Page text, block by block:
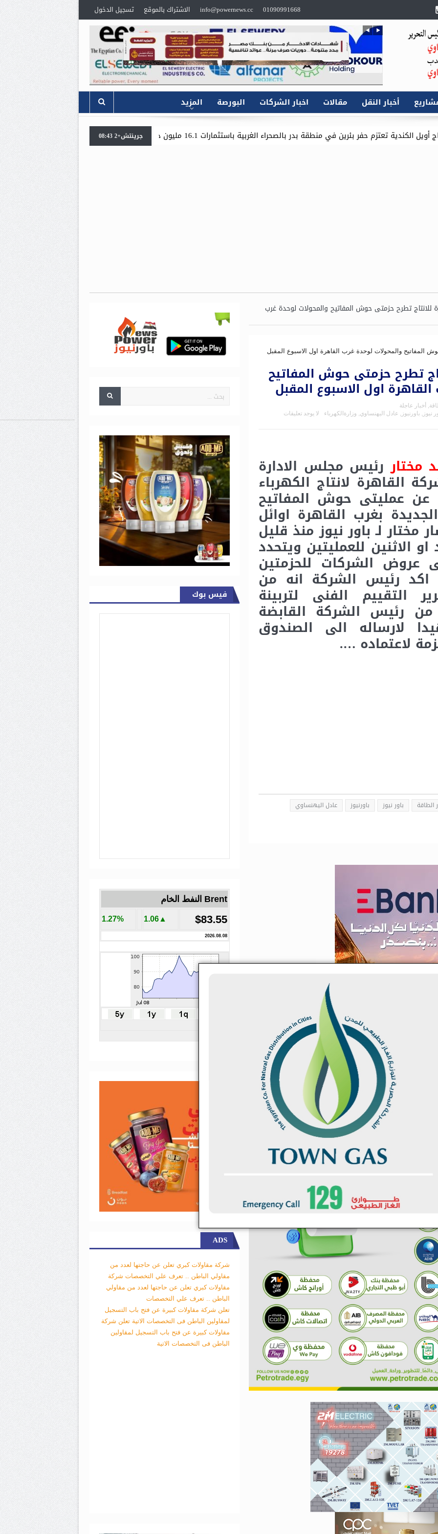
01090991668
info@powernews.cc الاشتراك بالموقع تسجيل الدخول
أخبار النقل مقالات اخبار الشركات البورصة المزيد
بئرين في منطقة بدر بالصحراء الغربية باستثمارات 16.1 مليون دولار «جنوب الوادي القابضة للبترول» تنظم لقاءً توعويًا حول
جرينتش+2 08:43
للانتاج تطرح حزمتى حوش المفاتيح والمحولات لوحدة غرب
تطرح حزمتى حوش المفاتيح
اول الاسبوع المقبل
أخبار عاجلة
نيوز
باورنيوز عادل اليهنساوي وزارةالكهرباء لا يوجد تعليقات
مختاررئيس مجلس الادارة
القاهرة لانتاج الكهرباء
عمليتى حوش المفاتيح
بغرب القاهرة اوائل
مختار لـ باور نيوز منذ قليل
او الاثنين للعمليتين ويتحدد
عروض الشركات للحزمتين
رئيس الشركة انه من
التقييم الفنى لتربينة
من رئيس الشركة القابضة
لارساله الى الصندوق
لاعتماده ….
الطاقة باور نيوز باورنيوز عادل اليهنساوي
فيس بوك
Brent النفط الخام
$83.55
▲1.06
1.27%
2026.08.08
ADS
شركة مقاولات كبري تعلن عن حاجتها لعدد من
مقاولي الباطن .. تعرف علي التخصصات شركة
مقاولات كبري تعلن عن حاجتها لعدد من مقاولي
الباطن .. تعرف علي التخصصات
تعلن شركة مقاولات كبيرة عن فتح باب التسجيل
لمقاولين الباطن فى التخصصات الاتية تعلن شركة
مقاولات كبيرة عن فتح باب التسجيل لمقاولين
الباطن فى التخصصات الاتية